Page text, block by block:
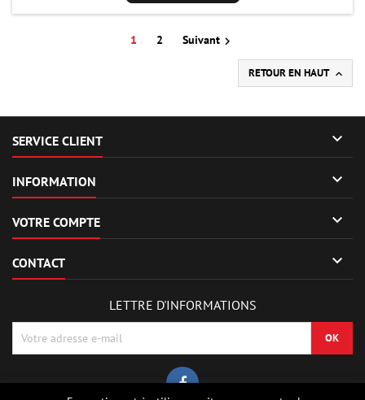
1 2 Suivant 
RETOUR EN HAUT 
SERVICE CLIENT 
INFORMATION 
VOTRE COMPTE 
CONTACT 
LETTRE D'INFORMATIONS